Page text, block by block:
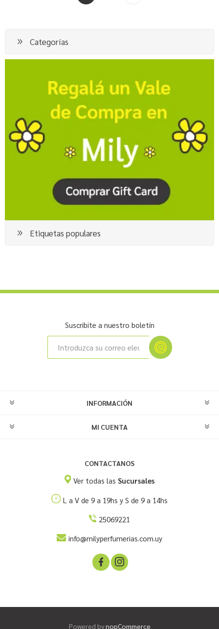
Categorías
Etiquetas populares
Suscribite a nuestro boletín
INFORMACIÓN
MI CUENTA
CONTACTANOS
Ver todas lasSucursales
L a V de 9 a 19hs y S de 9 a 14hs
25069221
info@milyperfumerias.com.uy
Powered bynopCommerce